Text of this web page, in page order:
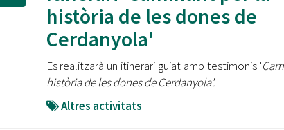
Oberta la convocatòria d'Ajuts per a l'autoocupació
jove 2026
Cerdanyola opta a més de 5 milions d'euros del Pla de
Barris per transformar les Fontetes, Quatre Cantons i
l'entorn de l'avinguda Catalunya
El FIT presenta el cartell de la seva 16a edició i dona el
història de les dones de
Cerdanyola'
Es realitzarà un itinerari guiat amb testimonis '
història de les dones de Cerdanyola'.
Altres activitats